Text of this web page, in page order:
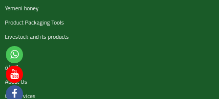
Yemeni honey
Product Packaging Tools
Livestock and its products
السلة
About Us
Our services